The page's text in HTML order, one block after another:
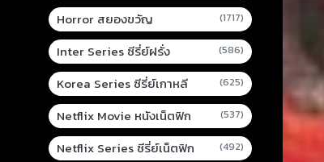
Horror สยองขวัญ (1717)
Inter Series ซีรี่ย์ฝรั่ง (586)
Korea Series ซีรี่ย์เกาหลี (625)
Netflix Movie หนังเน็ตฟิก (537)
Netflix Series ซีรี่ย์เน็ตฟิก (492)